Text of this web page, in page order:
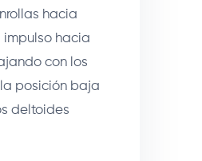
hacia
hacia
con los
posición baja
deltoides